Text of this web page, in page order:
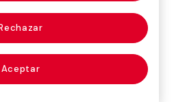
ciertas formulas de
tras el análisis de los
aprecie que son las únicas
Aceptar